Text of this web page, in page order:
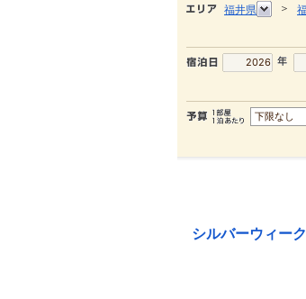
福井県 ＞
シルバーウィー